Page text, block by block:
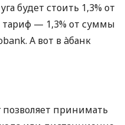
будет стоить 1,3% от
— 1,3% от суммы
А вот в àбанк
позволяет принимать